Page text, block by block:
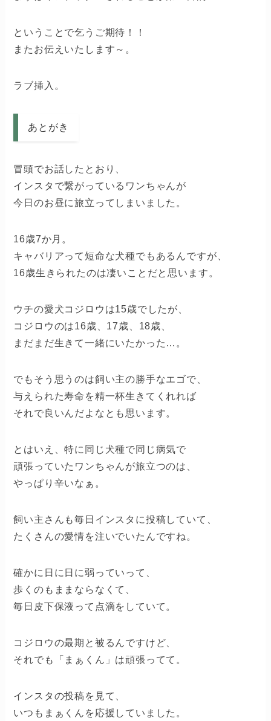
ということで乞うご期待！！
またお伝えいたします～。
ラブ挿入。
あとがき
冒頭でお話したとおり、
インスタで繋がっているワンちゃんが
今日のお昼に旅立ってしまいました。
16歳7か月。
キャバリアって短命な犬種でもあるんですが、
16歳生きられたのは凄いことだと思います。
ウチの愛犬コジロウは15歳でしたが、
コジロウのは16歳、17歳、18歳、
まだまだ生きて一緒にいたかった…。
でもそう思うのは飼い主の勝手なエゴで、
与えられた寿命を精一杯生きてくれれば
それで良いんだよなとも思います。
とはいえ、特に同じ犬種で同じ病気で
頑張っていたワンちゃんが旅立つのは、
やっぱり辛いなぁ。
飼い主さんも毎日インスタに投稿していて、
たくさんの愛情を注いでいたんですね。
確かに日に日に弱っていって、
歩くのもままならなくて、
毎日皮下保液って点滴をしていて。
コジロウの最期と被るんですけど、
それでも「まぁくん」は頑張ってて。
インスタの投稿を見て、
いつもまぁくんを応援していました。